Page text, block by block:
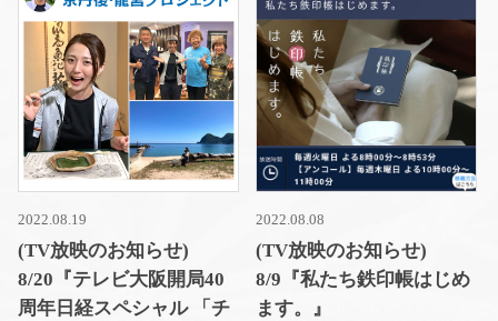
2022.08.19
(TV放映のお知らせ)
8/20『テレビ大阪開局40
周年日経スペシャル 「チ
2022.08.08
(TV放映のお知らせ)
8/9『私たち鉄印帳はじめ
ます。』